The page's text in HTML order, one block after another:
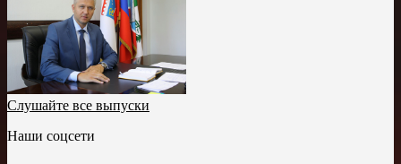
Слушайте все выпуски
Наши соцсети